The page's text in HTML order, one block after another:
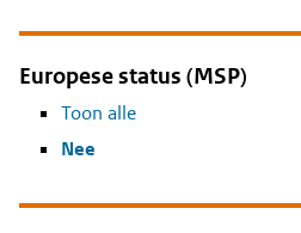
Europese status (MSP)
Toon alle
Nee